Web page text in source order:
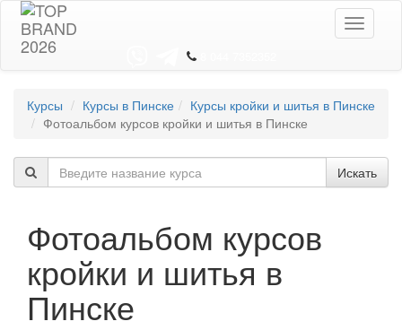
Toggle
Курсы Курсы в Пинске
Курсы кройки и шитья в Пинске
Фотоальбом курсов кройки и шитья в Пинске
Искать
Фотоальбом курсов
кройки и шитья в
Пинске